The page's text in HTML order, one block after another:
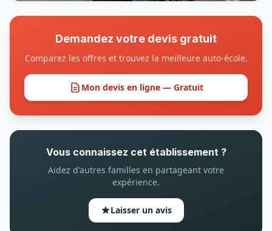
Demandez votre devis gratuit
Comparez les offres et trouvez la meilleure auto-école.
Mon devis en ligne — Gratuit
Vous connaissez cet établissement ?
Aidez d'autres familles en partageant votre
expérience.
Laisser un avis